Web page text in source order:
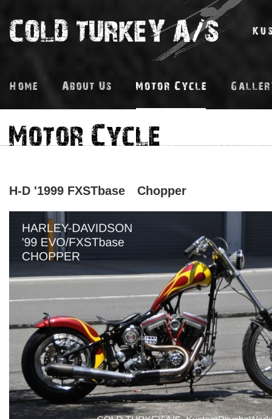
H-D '1999 FXSTbase Chopper